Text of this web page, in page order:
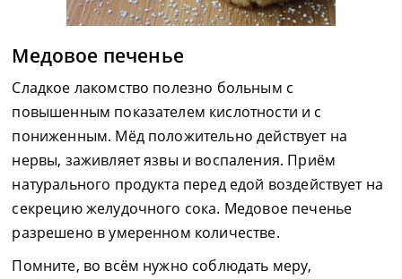
Медовое печенье
Сладкое лакомство полезно больным с
повышенным показателем кислотности и с
пониженным. Мёд положительно действует на
нервы, заживляет язвы и воспаления. Приём
натурального продукта перед едой воздействует на
секрецию желудочного сока. Медовое печенье
разрешено в умеренном количестве.
Помните, во всём нужно соблюдать меру,